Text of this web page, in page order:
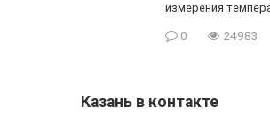
измерения
0 24983
Казань в контакте